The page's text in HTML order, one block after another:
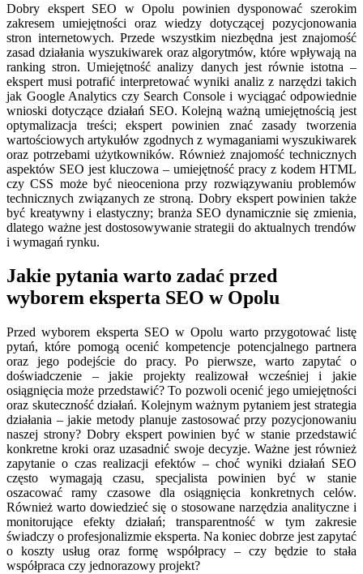
Dobry ekspert SEO w Opolu powinien dysponować szerokim
zakresem umiejętności oraz wiedzy dotyczącej pozycjonowania
stron internetowych. Przede wszystkim niezbędna jest znajomość
zasad działania wyszukiwarek oraz algorytmów, które wpływają na
ranking stron. Umiejętność analizy danych jest równie istotna –
ekspert musi potrafić interpretować wyniki analiz z narzędzi takich
jak Google Analytics czy Search Console i wyciągać odpowiednie
wnioski dotyczące działań SEO. Kolejną ważną umiejętnością jest
optymalizacja treści; ekspert powinien znać zasady tworzenia
wartościowych artykułów zgodnych z wymaganiami wyszukiwarek
oraz potrzebami użytkowników. Również znajomość technicznych
aspektów SEO jest kluczowa – umiejętność pracy z kodem HTML
czy CSS może być nieoceniona przy rozwiązywaniu problemów
technicznych związanych ze stroną. Dobry ekspert powinien także
być kreatywny i elastyczny; branża SEO dynamicznie się zmienia,
dlatego ważne jest dostosowywanie strategii do aktualnych trendów
i wymagań rynku.
Jakie pytania warto zadać przed
wyborem eksperta SEO w Opolu
Przed wyborem eksperta SEO w Opolu warto przygotować listę
pytań, które pomogą ocenić kompetencje potencjalnego partnera
oraz jego podejście do pracy. Po pierwsze, warto zapytać o
doświadczenie – jakie projekty realizował wcześniej i jakie
osiągnięcia może przedstawić? To pozwoli ocenić jego umiejętności
oraz skuteczność działań. Kolejnym ważnym pytaniem jest strategia
działania – jakie metody planuje zastosować przy pozycjonowaniu
naszej strony? Dobry ekspert powinien być w stanie przedstawić
konkretne kroki oraz uzasadnić swoje decyzje. Ważne jest również
zapytanie o czas realizacji efektów – choć wyniki działań SEO
często wymagają czasu, specjalista powinien być w stanie
oszacować ramy czasowe dla osiągnięcia konkretnych celów.
Również warto dowiedzieć się o stosowane narzędzia analityczne i
monitorujące efekty działań; transparentność w tym zakresie
świadczy o profesjonalizmie eksperta. Na koniec dobrze jest zapytać
o koszty usług oraz formę współpracy – czy będzie to stała
współpraca czy jednorazowy projekt?